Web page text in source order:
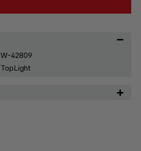
W-42809
TopLight